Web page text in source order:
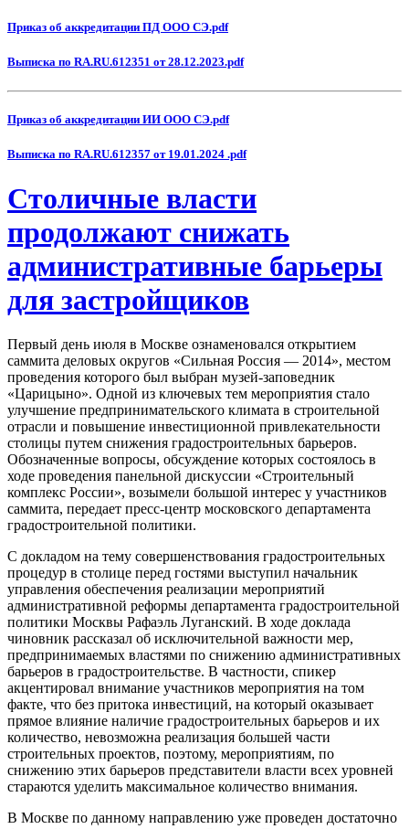
Приказ об аккредитации ПД ООО СЭ.pdf
Выписка по RA.RU.612351 от 28.12.2023.pdf
Приказ об аккредитации ИИ ООО СЭ.pdf
Выписка по RA.RU.612357 от 19.01.2024 .pdf
Столичные власти
продолжают снижать
административные барьеры
для застройщиков
Первый день июля в Москве ознаменовался открытием
саммита деловых округов «Сильная Россия — 2014», местом
проведения которого был выбран музей-заповедник
«Царицыно». Одной из ключевых тем мероприятия стало
улучшение предпринимательского климата в строительной
отрасли и повышение инвестиционной привлекательности
столицы путем снижения градостроительных барьеров.
Обозначенные вопросы, обсуждение которых состоялось в
ходе проведения панельной дискуссии «Строительный
комплекс России», возымели большой интерес у участников
саммита, передает пресс-центр московского департамента
градостроительной политики.
С докладом на тему совершенствования градостроительных
процедур в столице перед гостями выступил начальник
управления обеспечения реализации мероприятий
административной реформы департамента градостроительной
политики Москвы Рафаэль Луганский. В ходе доклада
чиновник рассказал об исключительной важности мер,
предпринимаемых властями по снижению административных
барьеров в градостроительстве. В частности, спикер
акцентировал внимание участников мероприятия на том
факте, что без притока инвестиций, на который оказывает
прямое влияние наличие градостроительных барьеров и их
количество, невозможна реализация большей части
строительных проектов, поэтому, мероприятиям, по
снижению этих барьеров представители власти всех уровней
стараются уделить максимальное количество внимания.
В Москве по данному направлению уже проведен достаточно